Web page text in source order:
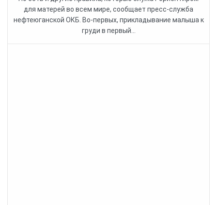
для матерей во всем мире, сообщает пресс-служба
нефтеюганской ОКБ. Во-первых, прикладывание малыша к
груди в первый...